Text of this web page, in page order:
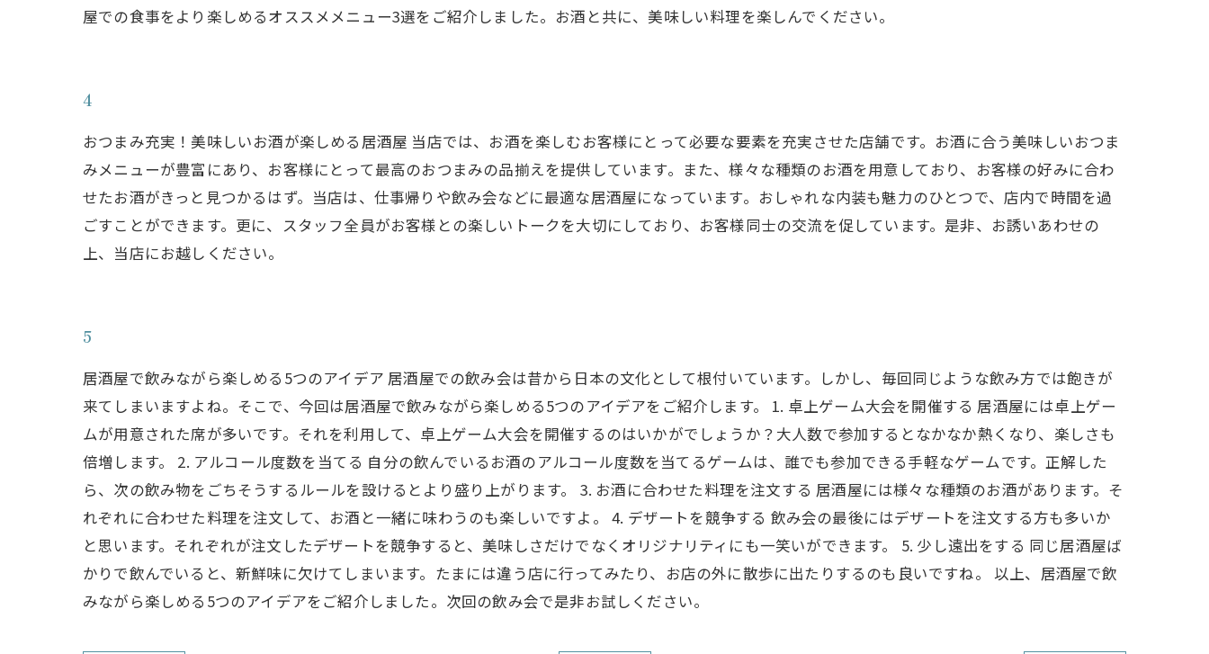
屋での食事をより楽しめるオススメメニュー3選をご紹介しました。お酒と共に、美味しい料理を楽しんでください。
4
おつまみ充実！美味しいお酒が楽しめる居酒屋 当店では、お酒を楽しむお客様にとって必要な要素を充実させた店舗です。お酒に合う美味しいおつま
みメニューが豊富にあり、お客様にとって最高のおつまみの品揃えを提供しています。また、様々な種類のお酒を用意しており、お客様の好みに合わ
せたお酒がきっと見つかるはず。当店は、仕事帰りや飲み会などに最適な居酒屋になっています。おしゃれな内装も魅力のひとつで、店内で時間を過
ごすことができます。更に、スタッフ全員がお客様との楽しいトークを大切にしており、お客様同士の交流を促しています。是非、お誘いあわせの
上、当店にお越しください。
5
居酒屋で飲みながら楽しめる5つのアイデア 居酒屋での飲み会は昔から日本の文化として根付いています。しかし、毎回同じような飲み方では飽きが
来てしまいますよね。そこで、今回は居酒屋で飲みながら楽しめる5つのアイデアをご紹介します。 1. 卓上ゲーム大会を開催する 居酒屋には卓上ゲー
ムが用意された席が多いです。それを利用して、卓上ゲーム大会を開催するのはいかがでしょうか？大人数で参加するとなかなか熱くなり、楽しさも
倍増します。 2. アルコール度数を当てる 自分の飲んでいるお酒のアルコール度数を当てるゲームは、誰でも参加できる手軽なゲームです。正解した
ら、次の飲み物をごちそうするルールを設けるとより盛り上がります。 3. お酒に合わせた料理を注文する 居酒屋には様々な種類のお酒があります。そ
れぞれに合わせた料理を注文して、お酒と一緒に味わうのも楽しいですよ。 4. デザートを競争する 飲み会の最後にはデザートを注文する方も多いか
と思います。それぞれが注文したデザートを競争すると、美味しさだけでなくオリジナリティにも一笑いができます。 5. 少し遠出をする 同じ居酒屋ば
かりで飲んでいると、新鮮味に欠けてしまいます。たまには違う店に行ってみたり、お店の外に散歩に出たりするのも良いですね。 以上、居酒屋で飲
みながら楽しめる5つのアイデアをご紹介しました。次回の飲み会で是非お試しください。